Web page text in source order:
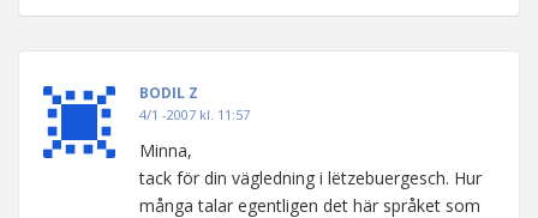
BODIL Z
4/1 -2007 kl. 11:57
Minna,
tack för din vägledning i lëtzebuergesch. Hur
många talar egentligen det här språket som